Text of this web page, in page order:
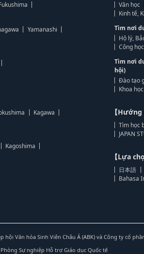
Yamanashi
Kagawa
Kagoshima
Văn học
Kinh tế,
Tìm nơi
Hộ lý,
Công học
Tìm nơi
hội)
Đào tạo
Khoa
【
Tìm học
JAPAN
【Lựa
日本語
Bahasa
Văn hóa Sinh Viên Châu Á (ABK) và Công ty cổ
Sự nghiệp Hỗ trợ Giáo dục Quốc tế